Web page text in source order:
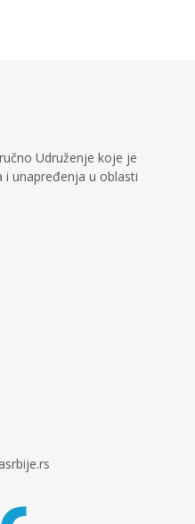
Udruženje koje je
i unapređenja u oblasti